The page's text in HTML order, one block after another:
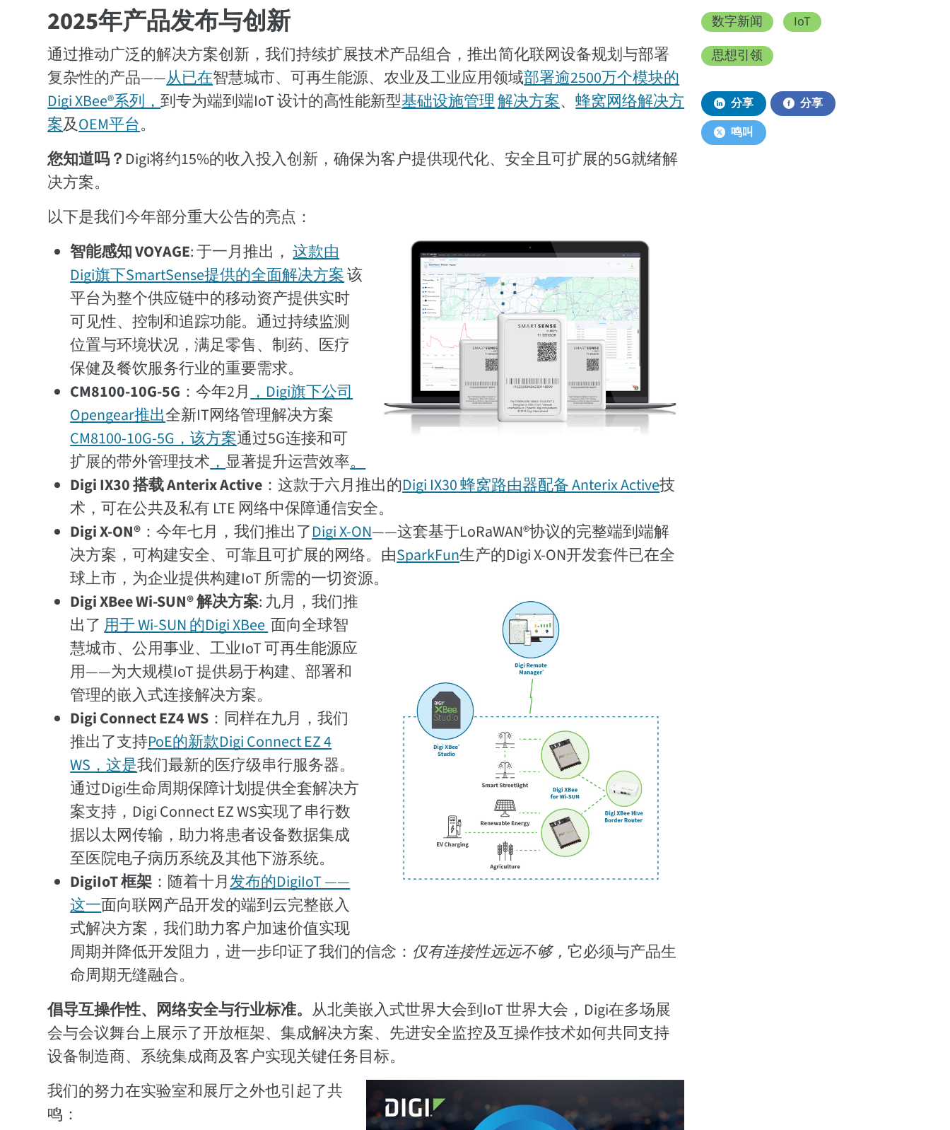
2025年产品发布与创新
通过推动广泛的解决方案创新，我们持续扩展技术产品组合，推出简化联网设备规划与部署
复杂性的产品——从已在智慧城市、可再生能源、农业及工业应用领域部署逾2500万个模块的
Digi XBee®系列，到专为端到端IoT 设计的高性能新型基础设施管理解决方案、蜂窝网络解决方
案及OEM平台。
您知道吗？ Digi将约15%的收入投入创新，确保为客户提供现代化、安全且可扩展的5G就绪解
决方案。
以下是我们今年部分重大公告的亮点：
智能感知 VOYAGE: 于一月推出，这款由
Digi旗下SmartSense提供的全面解决方案该
平台为整个供应链中的移动资产提供实时
可见性、控制和追踪功能。通过持续监测
位置与环境状况，满足零售、制药、医疗
保健及餐饮服务行业的重要需求。
CM8100-10G-5G ：今年2月 ，Digi旗下公司
Opengear推出全新IT网络管理解决方案
CM8100-10G-5G，该方案通过5G连接和可
扩展的带外管理技术 ，显著提升运营效率。
Digi IX30 搭载 Anterix Active ：这款于六月推出的Digi IX30 蜂窝路由器配备 Anterix Active技
术，可在公共及私有 LTE 网络中保障通信安全。
Digi X-ON® ：今年七月，我们推出了Digi X-ON——这套基于LoRaWAN®协议的完整端到端解
决方案，可构建安全、可靠且可扩展的网络。由SparkFun生产的Digi X-ON开发套件已在全
球上市，为企业提供构建IoT 所需的一切资源。
Digi XBee Wi-SUN® 解决方案: 九月，我们推
出了用于 Wi-SUN 的Digi XBee 面向全球智
慧城市、公用事业、工业IoT 可再生能源应
用——为大规模IoT 提供易于构建、部署和
管理的嵌入式连接解决方案。
Digi Connect EZ4 WS ：同样在九月，我们
推出了支持PoE的新款Digi Connect EZ 4
WS，这是我们最新的医疗级串行服务器。
通过Digi生命周期保障计划提供全套解决方
案支持，Digi Connect EZ WS实现了串行数
据以太网传输，助力将患者设备数据集成
至医院电子病历系统及其他下游系统。
DigiIoT 框架 ：随着十月发布的DigiIoT ——
这一面向联网产品开发的端到云完整嵌入
式解决方案，我们助力客户加速价值实现
周期并降低开发阻力，进一步印证了我们的信念： 仅有连接性远远不够，它必须与产品生
命周期无缝融合。
倡导互操作性、网络安全与行业标准。 从北美嵌入式世界大会到IoT 世界大会，Digi在多场展
会与会议舞台上展示了开放框架、集成解决方案、先进安全监控及互操作技术如何共同支持
设备制造商、系统集成商及客户实现关键任务目标。
我们的努力在实验室和展厅之外也引起了共
鸣：
数字新闻
IoT
思想引领
分享
分享
鸣叫